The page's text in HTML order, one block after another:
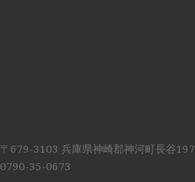
〒679-3103 兵庫県神崎郡神河町長谷197
0790-35-0673